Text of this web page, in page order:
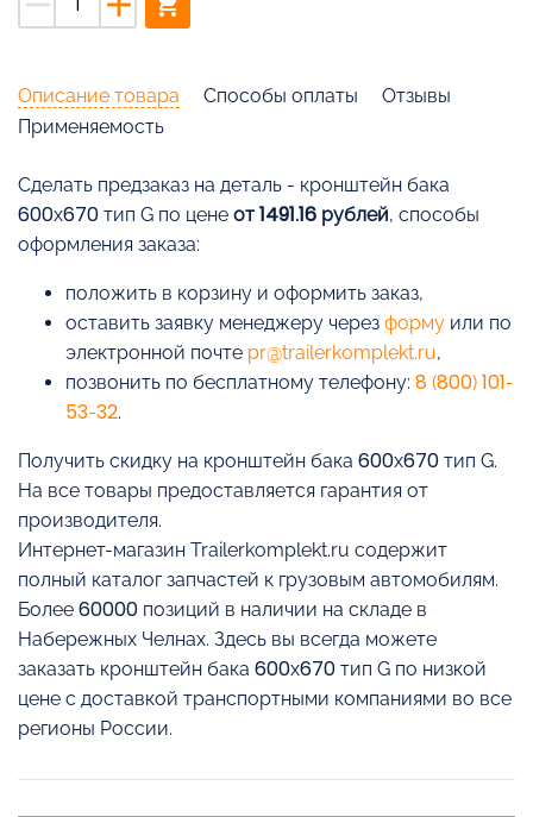
Описание товара Способы оплаты
Отзывы
Применяемость
Cделать предзаказ на деталь - кронштейн бака
600х670 тип G по цене от 1491.16 рублей, способы
оформления заказа:
положить в корзину и оформить заказ,
оставить заявку менеджеру через форму или по
электронной почте pr@trailerkomplekt.ru,
позвонить по бесплатному телефону: 8 (800) 101-
53-32.
Получить скидку на кронштейн бака 600х670 тип G.
На все товары предоставляется гарантия от
производителя.
Интернет-магазин Trailerkomplekt.ru содержит
полный каталог запчастей к грузовым автомобилям.
Более 60000 позиций в наличии на складе в
Набережных Челнах. Здесь вы всегда можете
заказать кронштейн бака 600х670 тип G по низкой
цене с доставкой транспортными компаниями во все
регионы России.